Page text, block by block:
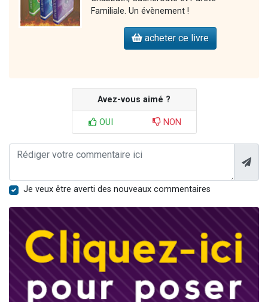
Familiale. Un évènement !
acheter ce livre
Avez-vous aimé ?
OUI NON
Je veux être averti des nouveaux commentaires